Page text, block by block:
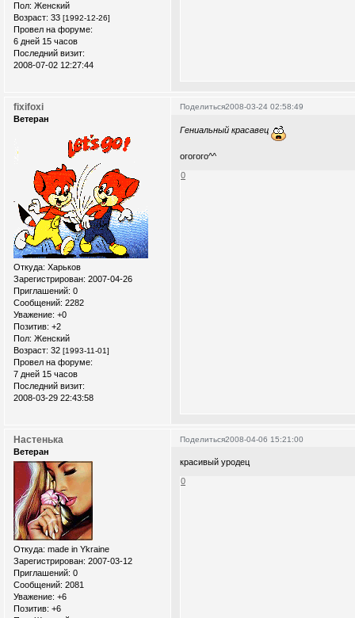
Пол: Женский
Возраст: 33 [1992-12-26]
Провел на форуме:
6 дней 15 часов
Последний визит:
2008-07-02 12:27:44
Поделиться2008-03-24 02:58:49
fixifoxi
Ветеран
Откуда: Xарьков
Зарегистрирован: 2007-04-26
Приглашений: 0
Сообщений: 2282
Уважение: +0
Позитив: +2
Пол: Женский
Возраст: 32 [1993-11-01]
Провел на форуме:
7 дней 15 часов
Последний визит:
2008-03-29 22:43:58
Гениальный красавец
огогого^^
0
Поделиться2008-04-06 15:21:00
Настенька
Ветеран
Откуда: made in Ykraine
Зарегистрирован: 2007-03-12
Приглашений: 0
Сообщений: 2081
Уважение: +6
Позитив: +6
красивый уродец
0